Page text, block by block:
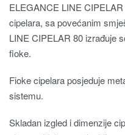
ELEGANCE LINE
cipelara, sa povećanim
LINE CIPELAR 80 izrađuje
fioke.
Fioke cipelara posjeduje
sistemu.
Skladan izgled i dimenzije